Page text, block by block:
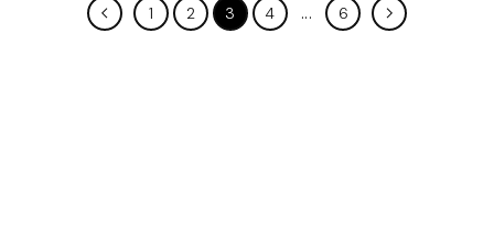
1 2 3 4 6